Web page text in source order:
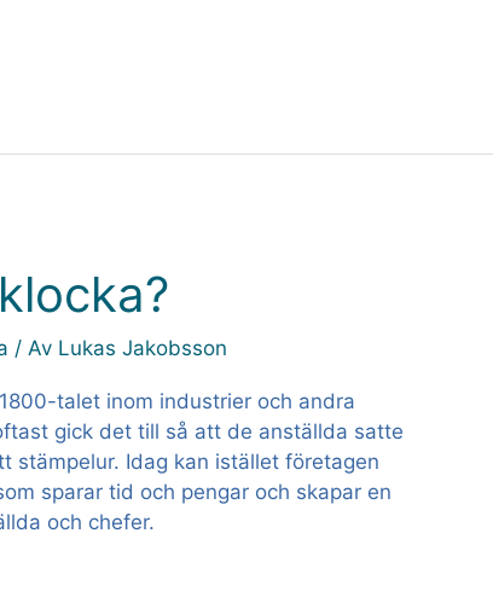
/ Av Lukas Jakobsson
talet inom industrier och andra
gick det till så att de anställda satte
stämpelur. Idag kan istället företagen
sparar tid och pengar och skapar en
och chefer.